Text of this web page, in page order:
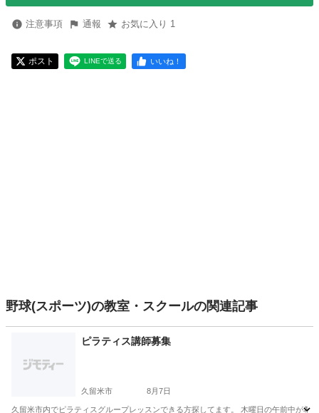
注意事項 通報 お気に入り 1
ポスト LINEで送る いいね！
野球(スポーツ)の教室・スクールの関連記事
ピラティス講師募集
久留米市 8月7日
久留米市内でピラティスグループレッスンできる方探してます。 木曜日の午前中が希